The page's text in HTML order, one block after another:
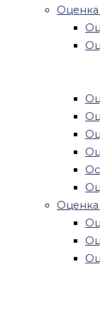
Оценка